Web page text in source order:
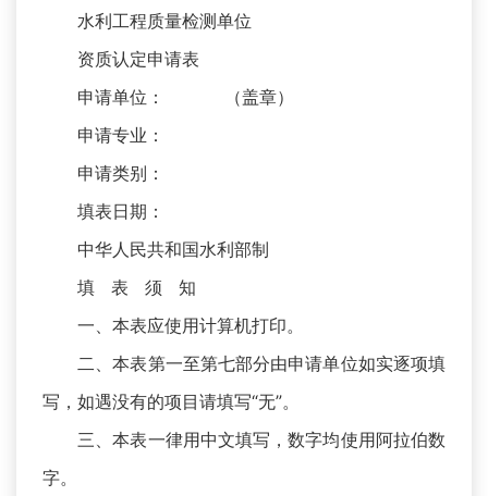
水利工程质量检测单位
资质认定申请表
申请单位： （盖章）
申请专业：
申请类别：
填表日期：
中华人民共和国水利部制
填 表 须 知
一、本表应使用计算机打印。
二、本表第一至第七部分由申请单位如实逐项填
写，如遇没有的项目请填写“无”。
三、本表一律用中文填写，数字均使用阿拉伯数
字。